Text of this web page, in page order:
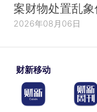
案财物处置乱
2026年08月06日
财新移动